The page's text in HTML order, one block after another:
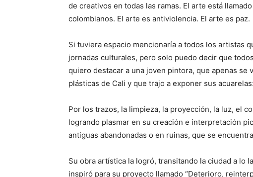
de creativos en todas las ramas. El arte está
colombianos. El arte es antiviolencia. El arte es paz.
Si tuviera espacio mencionaría a todos los artistas
jornadas culturales, pero solo puedo decir que
quiero destacar a una joven pintora, que apenas se
plásticas de Cali y que trajo a exponer sus
Por los trazos, la limpieza, la proyección, la luz, el
logrando plasmar en su creación e interpretación
antiguas abandonadas o en ruinas, que se
Su obra artística la logró, transitando la ciudad a lo
inspiró para su proyecto llamado “Deterioro,